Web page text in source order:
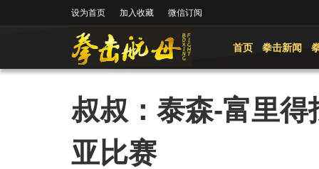
设为首页 加入收藏 微信订阅
首页 拳击新闻
叔叔：泰森-富里
亚比赛